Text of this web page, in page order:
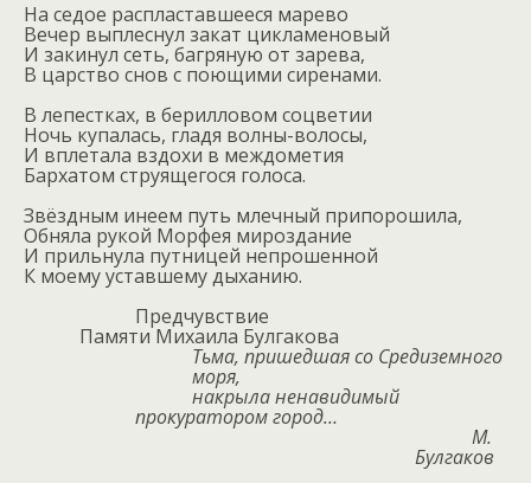
На седое распластавшееся марево
Вечер выплеснул закат цикламеновый
И закинул сеть, багряную от зарева,
В царство снов с поющими сиренами.
В лепестках, в берилловом соцветии
Ночь купалась, гладя волны-волосы,
И вплетала вздохи в междометия
Бархатом струящегося голоса.
Звёздным инеем путь млечный припорошила,
Обняла рукой Морфея мироздание
И прильнула путницей непрошенной
К моему уставшему дыханию.
Предчувствие
Памяти Михаила Булгакова
Тьма, пришедшая со Средиземного
моря,
накрыла ненавидимый
прокуратором город…
М.
Булгаков